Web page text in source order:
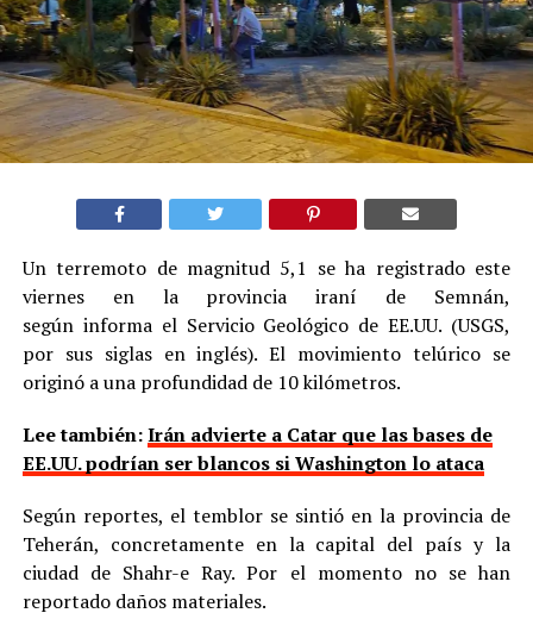
Un terremoto de magnitud 5,1 se ha registrado este
viernes en la provincia iraní de Semnán,
según informa el Servicio Geológico de EE.UU. (USGS,
por sus siglas en inglés). El movimiento telúrico se
originó a una profundidad de 10 kilómetros.
Lee también:Irán advierte a Catar que las bases de
EE.UU. podrían ser blancos si Washington lo ataca
Según reportes, el temblor se sintió en la provincia de
Teherán, concretamente en la capital del país y la
ciudad de Shahr-e Ray. Por el momento no se han
reportado daños materiales.